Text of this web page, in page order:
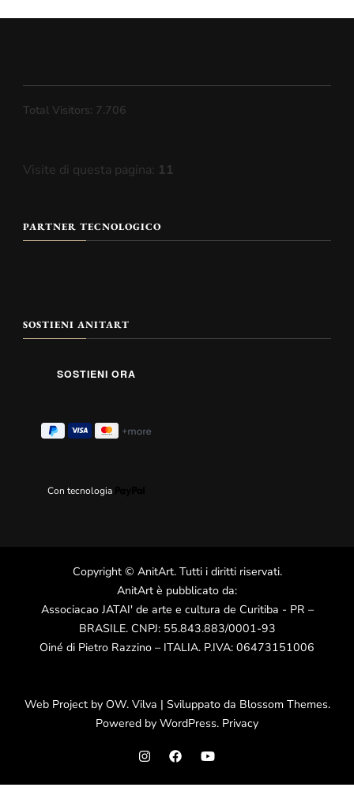
Total Visitors: 7.706
Visite di questa pagina: 11
PARTNER TECNOLOGICO
SOSTIENI ANITART
Con tecnologia
Copyright© AnitArt. Tutti i diritti riservati.
AnitArt è pubblicato da:
Associacao JATAI' de arte e cultura de Curitiba - PR –
BRASILE. CNPJ: 55.843.883/0001-93
Oiné di Pietro Razzino – ITALIA. P.IVA: 06473151006
Web Project by OW. Vilva | Sviluppato da Blossom Themes.
Powered by WordPress. Privacy